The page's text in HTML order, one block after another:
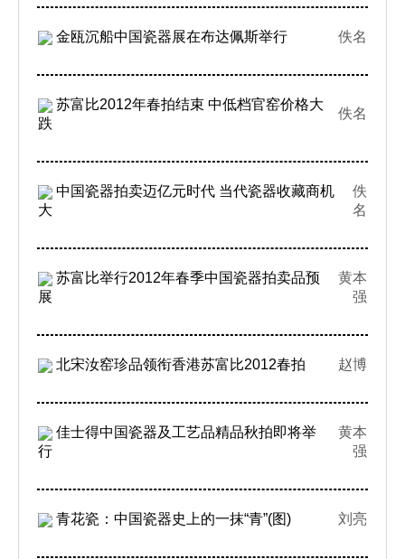
金瓯沉船中国瓷器展在布达佩斯举行 佚名
苏富比2012年春拍结束 中低档官窑价格大
跌
佚名
中国瓷器拍卖迈亿元时代 当代瓷器收藏商机
大
佚
名
苏富比举行2012年春季中国瓷器拍卖品预
展
黄本
强
北宋汝窑珍品领衔香港苏富比2012春拍 赵博
佳士得中国瓷器及工艺品精品秋拍即将举
行
黄本
强
青花瓷：中国瓷器史上的一抹“青”(图) 刘亮